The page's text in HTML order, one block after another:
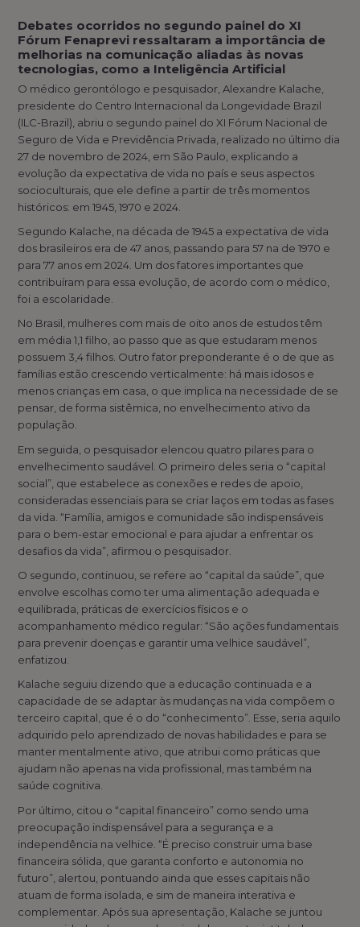
Debates ocorridos no segundo painel do XI
Fórum Fenaprevi ressaltaram a importância de
melhorias na comunicação aliadas às novas
tecnologias, como a Inteligência Artificial
O médico gerontólogo e pesquisador, Alexandre Kalache,
presidente do Centro Internacional da Longevidade Brazil
(ILC-Brazil), abriu o segundo painel do XI Fórum Nacional de
Seguro de Vida e Previdência Privada, realizado no último dia
27 de novembro de 2024, em São Paulo, explicando a
evolução da expectativa de vida no país e seus aspectos
socioculturais, que ele define a partir de três momentos
históricos: em 1945, 1970 e 2024.
Segundo Kalache, na década de 1945 a expectativa de vida
dos brasileiros era de 47 anos, passando para 57 na de 1970 e
para 77 anos em 2024. Um dos fatores importantes que
contribuíram para essa evolução, de acordo com o médico,
foi a escolaridade.
No Brasil, mulheres com mais de oito anos de estudos têm
em média 1,1 filho, ao passo que as que estudaram menos
possuem 3,4 filhos. Outro fator preponderante é o de que as
famílias estão crescendo verticalmente: há mais idosos e
menos crianças em casa, o que implica na necessidade de se
pensar, de forma sistêmica, no envelhecimento ativo da
população.
Em seguida, o pesquisador elencou quatro pilares para o
envelhecimento saudável. O primeiro deles seria o “capital
social”, que estabelece as conexões e redes de apoio,
consideradas essenciais para se criar laços em todas as fases
da vida. “Família, amigos e comunidade são indispensáveis
para o bem-estar emocional e para ajudar a enfrentar os
desafios da vida”, afirmou o pesquisador.
O segundo, continuou, se refere ao “capital da saúde”, que
envolve escolhas como ter uma alimentação adequada e
equilibrada, práticas de exercícios físicos e o
acompanhamento médico regular: “São ações fundamentais
para prevenir doenças e garantir uma velhice saudável”,
enfatizou.
Kalache seguiu dizendo que a educação continuada e a
capacidade de se adaptar às mudanças na vida compõem o
terceiro capital, que é o do “conhecimento”. Esse, seria aquilo
adquirido pelo aprendizado de novas habilidades e para se
manter mentalmente ativo, que atribui como práticas que
ajudam não apenas na vida profissional, mas também na
saúde cognitiva.
Por último, citou o “capital financeiro” como sendo uma
preocupação indispensável para a segurança e a
independência na velhice. “É preciso construir uma base
financeira sólida, que garanta conforto e autonomia no
futuro”, alertou, pontuando ainda que esses capitais não
atuam de forma isolada, e sim de maneira interativa e
complementar. Após sua apresentação, Kalache se juntou